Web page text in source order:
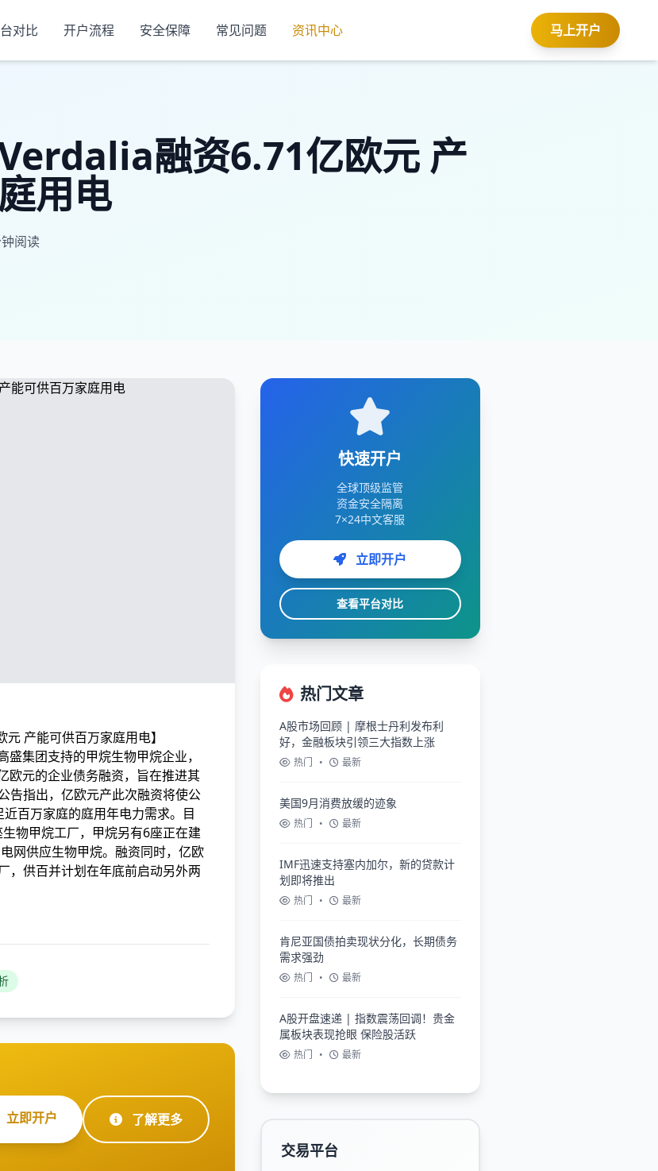
对比 开户流程 安全保障 常见问题 资讯中心 马上开户
融资6.71亿欧元 产
用电
阅读
产能可供百万家庭用电】
集团支持的甲烷生物甲烷企业，
欧元的企业债务融资，旨在推进其
告指出，亿欧元产此次融资将使公
百万家庭的庭用年电力需求。目
物甲烷工厂，甲烷另有6座正在建
网供应生物甲烷。融资同时，亿欧
，供百并计划在年底前启动另外两
立即开户 了解更多
快速开户
全球顶级监管
资金安全隔离
7×24中文客服
立即开户
查看平台对比
热门文章
A股市场回顾 | 摩根士丹利发布利
好，金融板块引领三大指数上涨
热门 • 最新
美国9月消费放缓的迹象
热门 • 最新
IMF迅速支持塞内加尔，新的贷款计
划即将推出
热门 • 最新
肯尼亚国债拍卖现状分化，长期债务
需求强劲
热门 • 最新
A股开盘速递 | 指数震荡回调！贵金
属板块表现抢眼 保险股活跃
热门 • 最新
交易平台